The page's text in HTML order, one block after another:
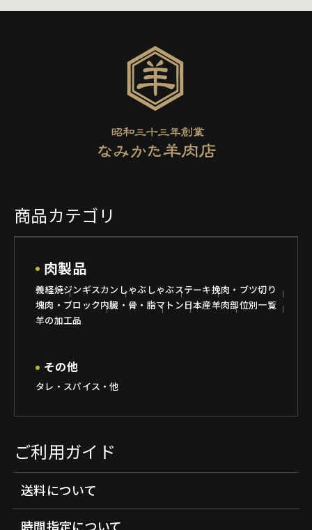
商品カテゴリ
肉製品
義経焼ジンギスカン しゃぶしゃぶステーキ挽肉・ブツ切り
塊肉・ブロック内臓・骨・脂マトン 日本産羊肉部位別一覧
羊の加工品
その他
タレ・スパイス・他
ご利用ガイド
送料について
時間指定について